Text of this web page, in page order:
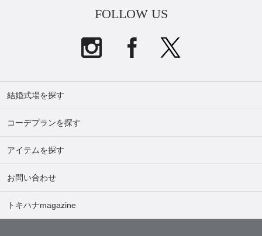
FOLLOW US
結婚式場を探す
コーデプランを探す
アイテムを探す
お問い合わせ
トキハナmagazine